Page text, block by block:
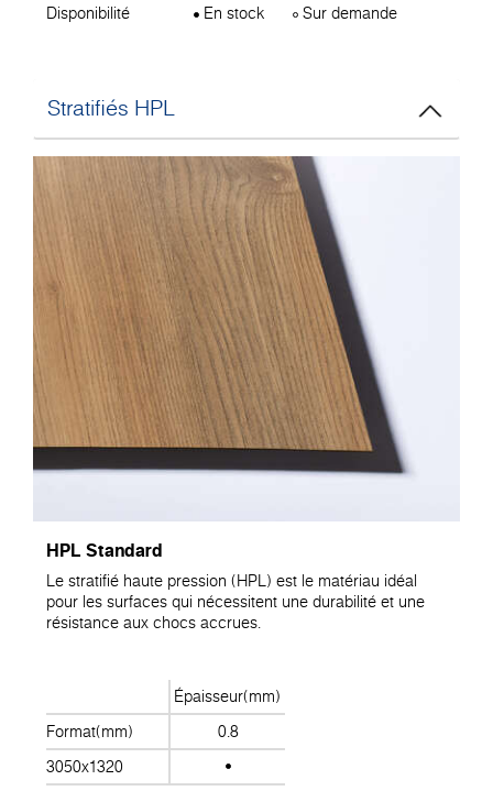
Disponibilité En stock Sur demande
Stratifiés HPL
HPL Standard
Le stratifié haute pression (HPL) est le matériau idéal
pour les surfaces qui nécessitent une durabilité et une
résistance aux chocs accrues.
Épaisseur(mm)
Format(mm)
0.8
3050x1320